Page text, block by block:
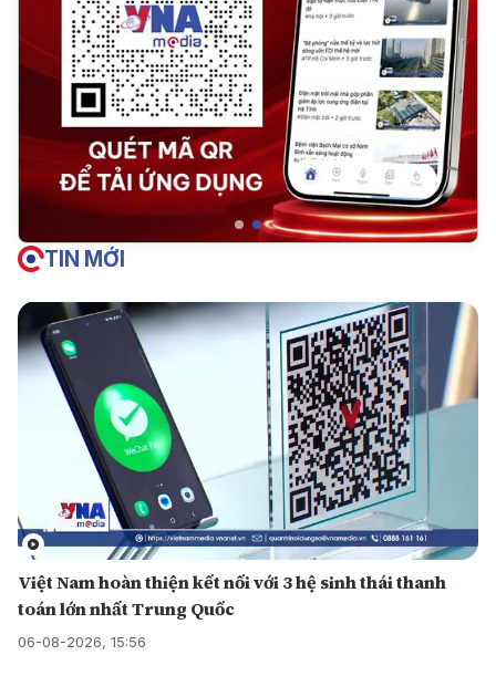
TIN MỚI
Việt Nam hoàn thiện kết nối với 3 hệ sinh thái thanh
toán lớn nhất Trung Quốc
06-08-2026, 15:56